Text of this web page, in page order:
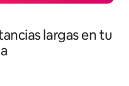
largas en tu